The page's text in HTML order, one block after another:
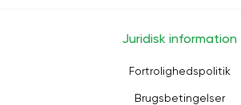
Juridisk information
Fortrolighedspolitik
Brugsbetingelser